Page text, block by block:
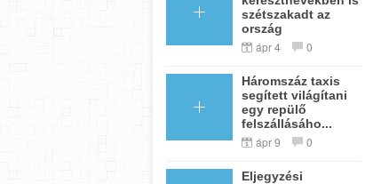
szétszakadt az
ország
ápr 4 0
Háromszáz taxis
segített világítani
egy repülő
felszállásáho...
ápr 9 0
Eljegyzési